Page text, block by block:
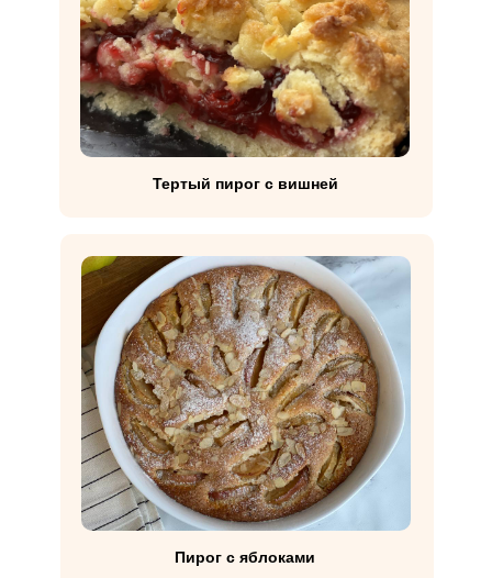
Тертый пирог с вишней
Пирог с яблоками